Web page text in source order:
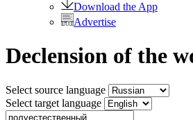
Download the App
Advertise
Declension of the
Select source language
Select target language